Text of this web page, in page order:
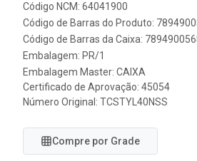
Código NCM: 64041900
Código de Barras do Produto:
Código de Barras da Caixa:
Embalagem: PR/1
Embalagem Master: CAIXA
Certificado de Aprovação: 45054
Número Original: TCSTYL40NSS
Compre por Grade